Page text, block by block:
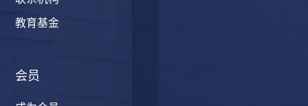
教育基金
会员